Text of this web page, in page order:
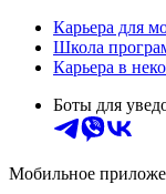
Карьера для
Школа
Карьера в
Боты для
Мобильное